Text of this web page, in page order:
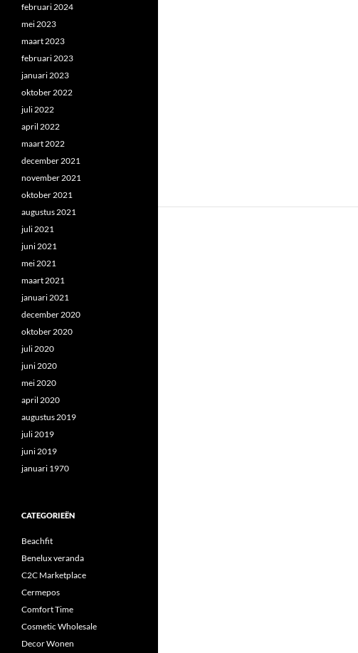
februari 2024
mei 2023
maart 2023
februari 2023
januari 2023
oktober 2022
juli 2022
april 2022
maart 2022
december 2021
november 2021
oktober 2021
augustus 2021
juli 2021
juni 2021
mei 2021
maart 2021
januari 2021
december 2020
oktober 2020
juli 2020
juni 2020
mei 2020
april 2020
augustus 2019
juli 2019
juni 2019
januari 1970
CATEGORIEËN
Beachfit
Benelux veranda
C2C Marketplace
Cermepos
Comfort Time
Cosmetic Wholesale
Decor Wonen